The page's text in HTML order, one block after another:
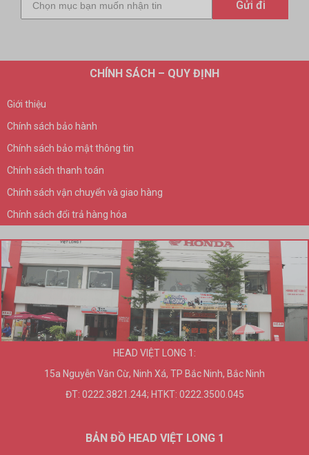
CHÍNH SÁCH – QUY ĐỊNH
Giới thiệu
Chính sách bảo hành
Chính sách bảo mật thông tin
Chính sách thanh toán
Chính sách vận chuyển và giao hàng
Chính sách đổi trả hàng hóa
HEAD VIỆT LONG 1:
15a Nguyễn Văn Cừ, Ninh Xá, TP Bắc Ninh, Bắc Ninh
ĐT: 0222.3821.244; HTKT: 0222.3500.045
BẢN ĐỒ HEAD VIỆT LONG 1